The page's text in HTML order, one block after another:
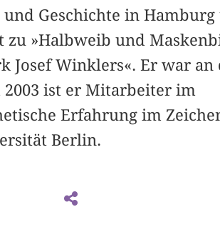
Geschichte in Hamburg
»Halbweib und
Josef Winklers«. Er war
2003 ist er Mitarbeiter im
Erfahrung im
Berlin.